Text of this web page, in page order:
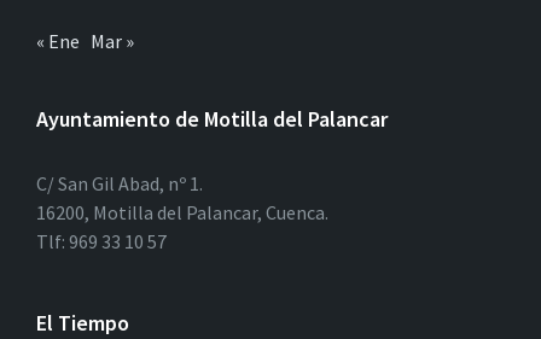
« Ene Mar »
Ayuntamiento de Motilla del Palancar
C/ San Gil Abad, nº 1.
16200, Motilla del Palancar, Cuenca.
Tlf: 969 33 10 57
El Tiempo